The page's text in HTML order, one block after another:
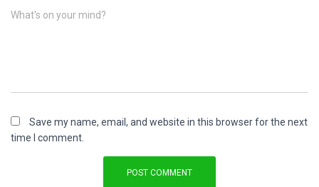
What's on your mind?
Save my name, email, and website in this browser for the next
time I comment.